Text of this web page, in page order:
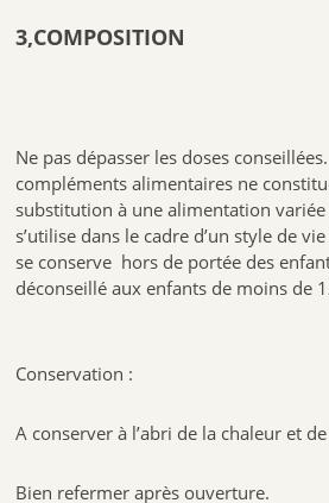
3,COMPOSITION
Ne pas dépasser les doses
compléments alimentaires ne
substitution à une alimentation
s’utilise dans le cadre d’un style de
se conserve hors de portée des
déconseillé aux enfants de moins de
Conservation :
A conserver à l’abri de la chaleur et
Bien refermer après ouverture.